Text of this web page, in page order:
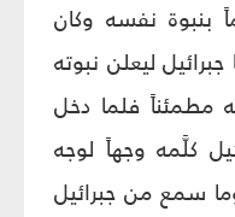
بنبوة نفسه وكان
ليعلن نبوته
مطمئناً فلما دخل
كلَّمه وجهاً لوجه
وما سمع من جبرائيل